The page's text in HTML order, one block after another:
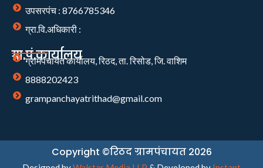
उपसरपंच : 8766785346
ग्रा.वि.अधिकारी :
ग्रा.पं.कार्यालय
ग्रामपंचायत कार्यालय, रिठद, ता. रिसोड, जि. वाशिम
8888202423
grampanchayatrithad@gmail.com
Copyright ©रिठद ग्रामपंचायत 2026